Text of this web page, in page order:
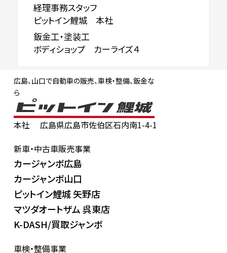
経理事務スタッフ
ピットイン鯉城 本社
鈑金工・塗装工
ボディショップ カーライズ４
広島、山口で自動車の販売、車検・整備、鈑金な
ら
本社
広島県広島市佐伯区石内南1-4-1
新車・中古車販売事業
カージャンボ広島
カージャンボ山口
ピットイン鯉城 矢野店
マツダオートザム 呉東店
K-DASH/買取ジャンボ
車検・整備事業